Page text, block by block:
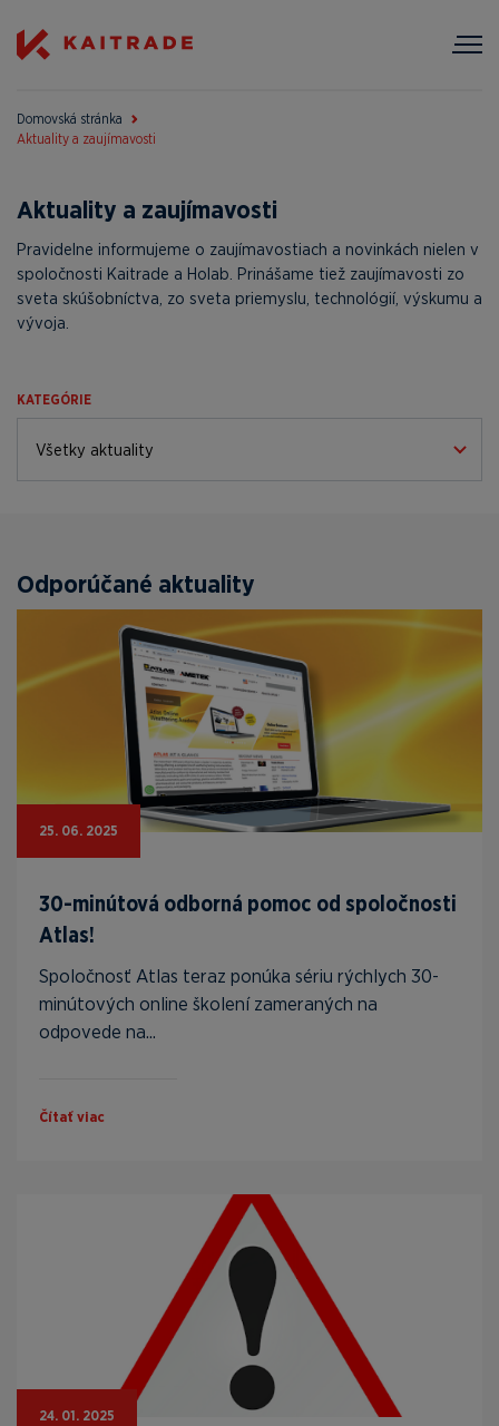
Domovská stránka
Aktuality a zaujímavosti
Aktuality a zaujímavosti
Pravidelne informujeme o zaujímavostiach a novinkách nielen v
spoločnosti Kaitrade a Holab. Prinášame tiež zaujímavosti zo
sveta skúšobníctva, zo sveta priemyslu, technológií, výskumu a
vývoja.
KATEGÓRIE
Odporúčané aktuality
25. 06. 2025
30-minútová odborná pomoc od spoločnosti
Atlas!
Spoločnosť Atlas teraz ponúka sériu rýchlych 30-
minútových online školení zameraných na
odpovede na...
Čítať viac
24. 01. 2025